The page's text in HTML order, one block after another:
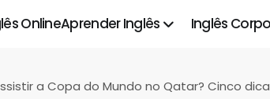
OnlineAprender Inglês Inglês
a Copa do Mundo no Qatar? Cinco